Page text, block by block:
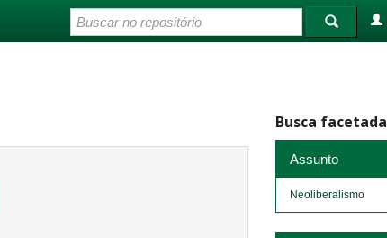
Busca facetada
Assunto
Neoliberalismo